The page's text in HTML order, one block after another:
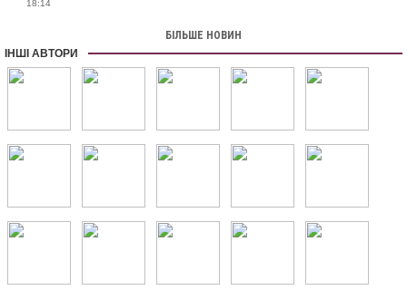
18:14
БІЛЬШЕ НОВИН
ІНШІ АВТОРИ